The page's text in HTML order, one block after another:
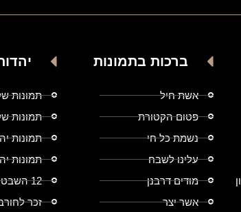
ברכות בתמונות
אשת חיל
פטום הקטורת
נשמת כל חי
עלינו לשבח
מודים דרבנן
אשר יצר
תמונות
תמונות
תמונות
תמונות
12 השבטים
זכר